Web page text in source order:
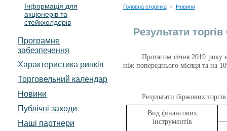
4 серпня 2026 р.
Інформація для
акціонерів та
стейкхолдерів
Програмне
забезпечення
Характеристика pинків
Торговельний календар
Новини
Публічні заходи
Наші партнери
Головна сторінка > Новини
Результати
Протягом січня 2019
ніж попереднього місяця та на
Результати біржових
Вид фінансових
інструментів